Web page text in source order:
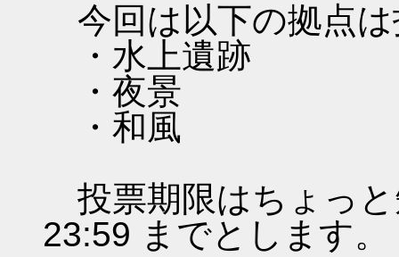
今回は以下の拠点
・水上遺跡
・夜景
・和風
投票期限はちょっ
23:59 までとします。